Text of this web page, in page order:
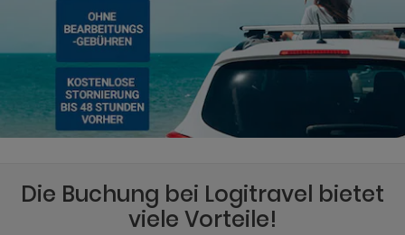
Die Buchung bei Logitravel bietet
viele Vorteile!